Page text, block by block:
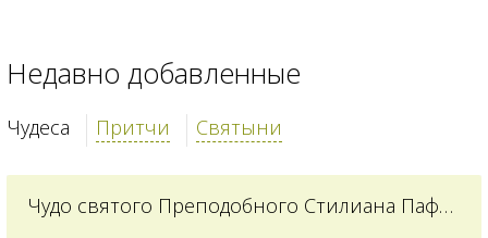
Недавно добавленные
Чудеса Притчи Святыни
Чудо святого Преподобного Стилиана Пафлагонского